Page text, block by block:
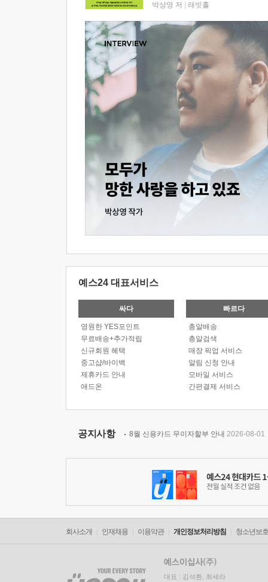
박상영 저 래빗홀
예스24 대표서비스
싸다
영원한 YES포인트
무료배송+추가적립
신규회원 혜택
중고샵/바이백
제휴카드 안내
애드온
빠르다
총알배송
총알검색
매장 픽업 서비스
알림 신청 안내
모바일 서비스
간편결제 서비스
공지사항 8월 신용카드 무이자할부 안내 2026-08-01
회사소개 인재채용 이용약관 개인정보처리방침 청소년보
대표 : 김석환, 최세라